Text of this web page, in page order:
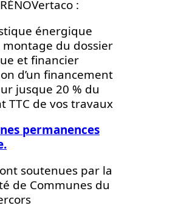
:
énergique
montage du dossier
et financier
d’un financement
jusque 20 % du
TTC de vos travaux
permanences
soutenues par la
de Communes du